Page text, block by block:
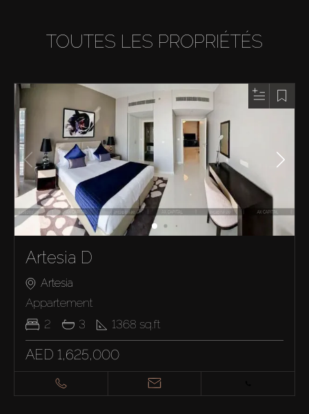
TOUTES LES PROPRIÉTÉS
Artesia D
Artesia
Appartement
2
3 1368 sq.ft
AED 1,625,000